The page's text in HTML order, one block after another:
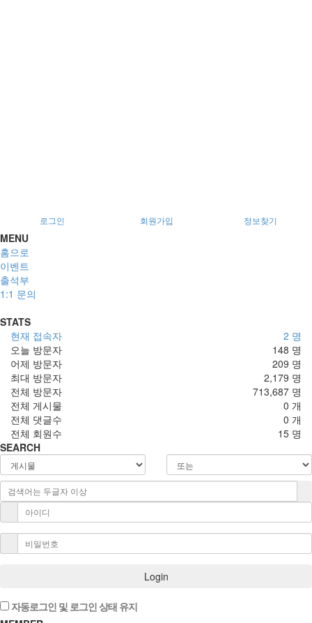
로그인 회원가입 정보찾기
MENU
홈으로
이벤트
출석부
1:1 문의
STATS
2 명
현재 접속자
148 명
오늘 방문자
209 명
어제 방문자
2,179 명
최대 방문자
713,687 명
전체 방문자
0 개
전체 게시물
0 개
전체 댓글수
15 명
전체 회원수
SEARCH
Login
자동로그인 및 로그인 상태 유지